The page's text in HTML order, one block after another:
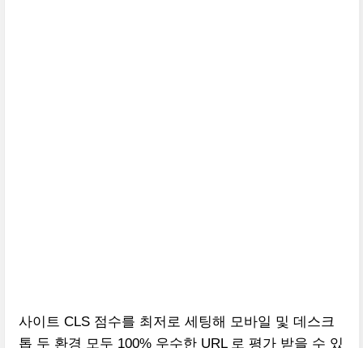
사이트 CLS 점수를 최저로 세팅해 모바일 및 데스크
톱 두 환경 모두 100% 우수한 URL 로 평가 받을 수 있